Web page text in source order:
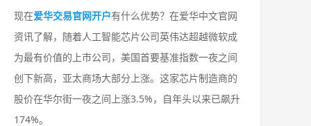
现在爱华交易官网开户有什么优势？在爱华中文官网
资讯了解，随着人工智能芯片公司英伟达超越微软成
为最有价值的上市公司，美国首要基准指数一夜之间
创下新高，亚太商场大部分上涨。这家芯片制造商的
股价在华尔街一夜之间上涨3.5%，自年头以来已飙升
174%。